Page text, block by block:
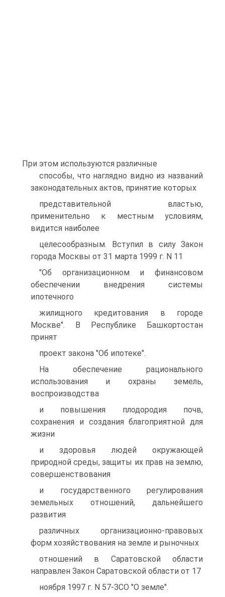
При этом используются различные
способы, что наглядно видно из названий
законодательных актов, принятие которых
представительной властью,
применительно к местным условиям,
видится наиболее
целесообразным. Вступил в силу Закон
города Москвы от 31 марта 1999 г. N 11
"Об организационном и финансовом
обеспечении внедрения системы
ипотечного
жилищного кредитования в городе
Москве". В Республике Башкортостан
принят
проект закона "Об ипотеке".
На обеспечение рационального
использования и охраны земель,
воспроизводства
и повышения плодородия почв,
сохранения и создания благоприятной для
жизни
и здоровья людей окружающей
природной среды, защиты их прав на землю,
совершенствования
и государственного регулирования
земельных отношений, дальнейшего
развития
различных организационно-правовых
форм хозяйствования на земле и рыночных
отношений в Саратовской области
направлен Закон Cаратовской области от 17
ноября 1997 г. N 57-ЗСО "О земле".